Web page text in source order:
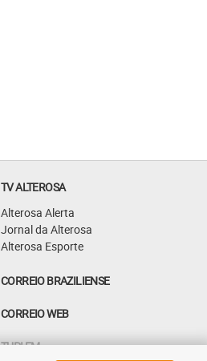
TV ALTEROSA
Alterosa Alerta
Jornal da Alterosa
Alterosa Esporte
CORREIO BRAZILIENSE
CORREIO WEB
TUPI FM